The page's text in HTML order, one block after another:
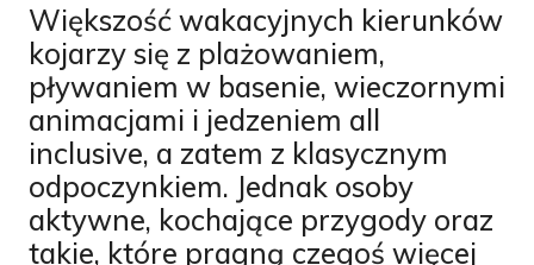
Większość wakacyjnych kierunków
kojarzy się z plażowaniem,
pływaniem w basenie, wieczornymi
animacjami i jedzeniem all
inclusive, a zatem z klasycznym
odpoczynkiem. Jednak osoby
aktywne, kochające przygody oraz
takie, które pragną czegoś więcej